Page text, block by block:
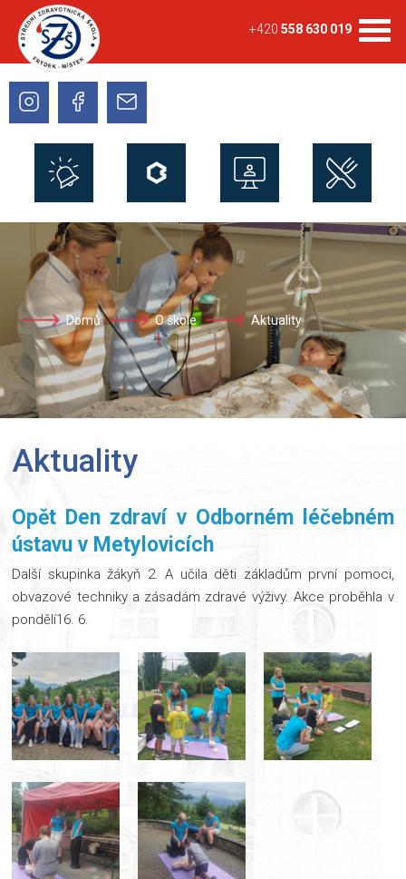
+420 558 630 019
Domů O škole Aktuality
Aktuality
Opět Den zdraví v Odborném léčebném
ústavu v Metylovicích
Další skupinka žákyň 2. A učila děti základům první pomoci,
obvazové techniky a zásadám zdravé výživy. Akce proběhla v
pondělí16. 6.